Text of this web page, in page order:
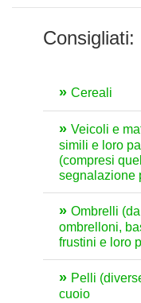
Consigliati:
Cereali
Veicoli e
simili e loro
(compresi
segnalazione
Ombrelli
ombrelloni,
frustini e loro
Pelli
cuoio